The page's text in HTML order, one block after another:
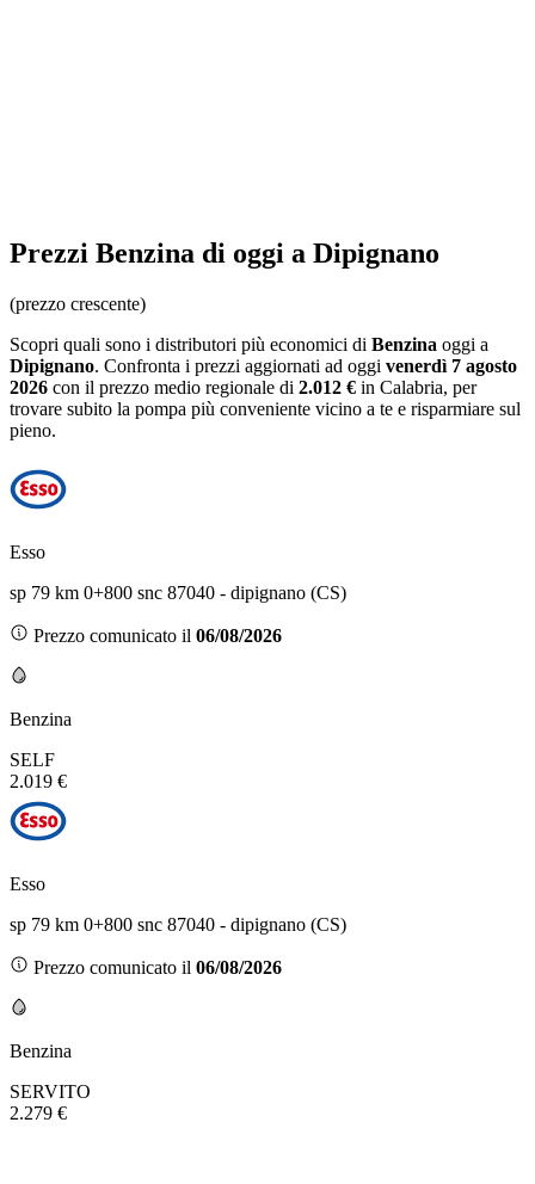
Prezzi Benzina di oggi a Dipignano
(prezzo crescente)
Scopri quali sono i distributori più economici di Benzina oggi a
Dipignano. Confronta i prezzi aggiornati ad oggi venerdì 7 agosto
2026 con il prezzo medio regionale di 2.012 € in Calabria, per
trovare subito la pompa più conveniente vicino a te e risparmiare sul
pieno.
Esso
sp 79 km 0+800 snc 87040 - dipignano (CS)
Prezzo comunicato il 06/08/2026
Benzina
SELF
2.019 €
Esso
sp 79 km 0+800 snc 87040 - dipignano (CS)
Prezzo comunicato il 06/08/2026
Benzina
SERVITO
2.279 €